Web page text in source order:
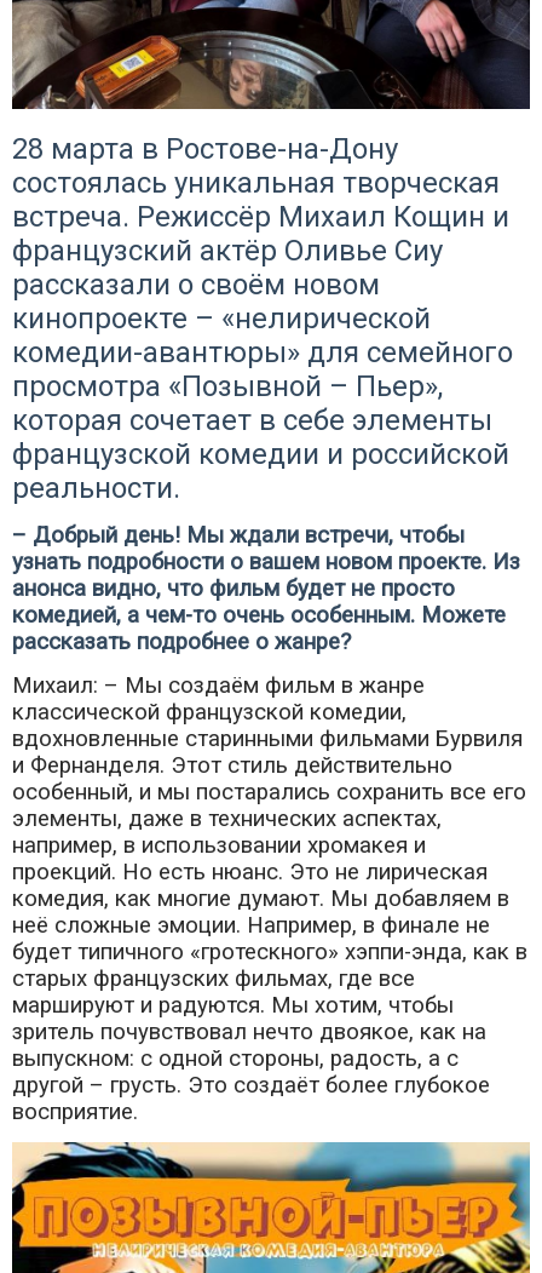
28 марта в Ростове-на-Дону
состоялась уникальная творческая
встреча. Режиссёр Михаил Кощин и
французский актёр Оливье Сиу
рассказали о своём новом
кинопроекте – «нелирической
комедии-авантюры» для семейного
просмотра «Позывной – Пьер»,
которая сочетает в себе элементы
французской комедии и российской
реальности.
– Добрый день! Мы ждали встречи, чтобы
узнать подробности о вашем новом проекте. Из
анонса видно, что фильм будет не просто
комедией, а чем-то очень особенным. Можете
рассказать подробнее о жанре?
Михаил: – Мы создаём фильм в жанре
классической французской комедии,
вдохновленные старинными фильмами Бурвиля
и Фернанделя. Этот стиль действительно
особенный, и мы постарались сохранить все его
элементы, даже в технических аспектах,
например, в использовании хромакея и
проекций. Но есть нюанс. Это не лирическая
комедия, как многие думают. Мы добавляем в
неё сложные эмоции. Например, в финале не
будет типичного «гротескного» хэппи-энда, как в
старых французских фильмах, где все
маршируют и радуются. Мы хотим, чтобы
зритель почувствовал нечто двоякое, как на
выпускном: с одной стороны, радость, а с
другой – грусть. Это создаёт более глубокое
восприятие.